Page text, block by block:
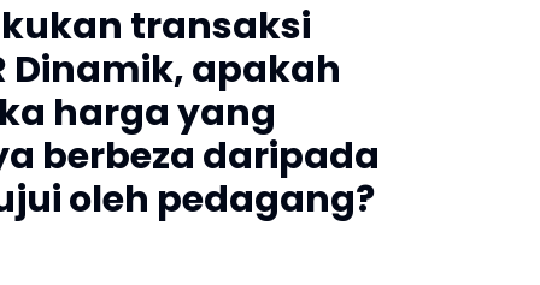
transaksi
Dinamik, apakah
harga yang
berbeza daripada
oleh pedagang?